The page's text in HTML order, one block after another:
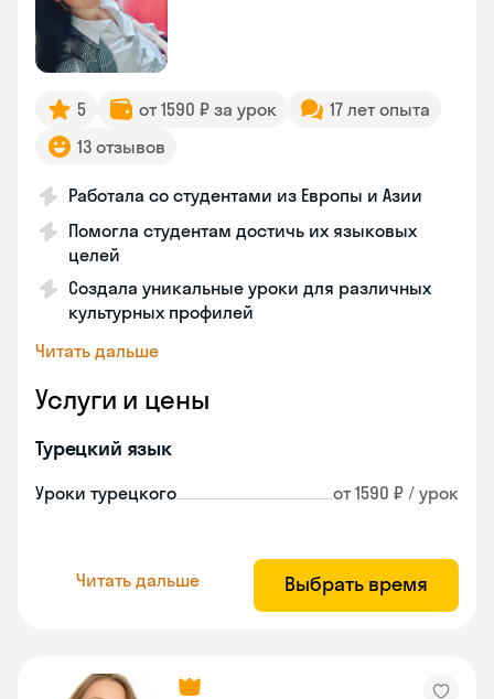
5 от 1590 ₽ за урок
17 лет опыта
13 отзывов
Работала со студентами из Европы и Азии
Помогла студентам достичь их языковых
целей
Создала уникальные уроки для различных
культурных профилей
Читать дальше
Услуги и цены
Турецкий язык
Уроки турецкого от 1590 ₽ / урок
Читать дальше Выбрать время